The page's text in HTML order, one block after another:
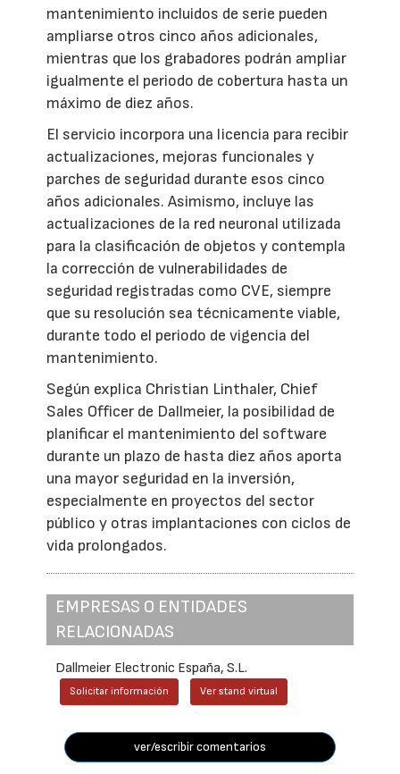
mantenimiento incluidos de serie pueden
ampliarse otros cinco años adicionales,
mientras que los grabadores podrán ampliar
igualmente el periodo de cobertura hasta un
máximo de diez años.
El servicio incorpora una licencia para recibir
actualizaciones, mejoras funcionales y
parches de seguridad durante esos cinco
años adicionales. Asimismo, incluye las
actualizaciones de la red neuronal utilizada
para la clasificación de objetos y contempla
la corrección de vulnerabilidades de
seguridad registradas como CVE, siempre
que su resolución sea técnicamente viable,
durante todo el periodo de vigencia del
mantenimiento.
Según explica Christian Linthaler, Chief
Sales Officer de Dallmeier, la posibilidad de
planificar el mantenimiento del software
durante un plazo de hasta diez años aporta
una mayor seguridad en la inversión,
especialmente en proyectos del sector
público y otras implantaciones con ciclos de
vida prolongados.
EMPRESAS O ENTIDADES
RELACIONADAS
Dallmeier Electronic España, S.L.
Solicitar información Ver stand virtual
ver/escribir comentarios